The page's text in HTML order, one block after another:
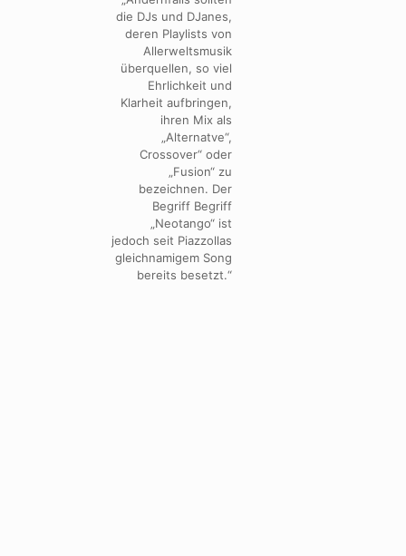
die DJs und DJanes,
deren Playlists von
Allerweltsmusik
überquellen, so viel
Ehrlichkeit und
Klarheit aufbringen,
ihren Mix als
„Alternatve“,
Crossover“ oder
„Fusion“ zu
bezeichnen. Der
Begriff Begriff
„Neotango“ ist
jedoch seit Piazzollas
gleichnamigem Song
bereits besetzt.“